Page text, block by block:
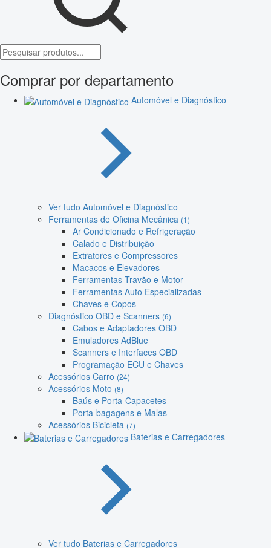
Comprar por departamento
Automóvel e Diagnóstico
Ver tudo Automóvel e Diagnóstico
Ferramentas de Oficina Mecânica (1)
Ar Condicionado e Refrigeração
Calado e Distribuição
Extratores e Compressores
Macacos e Elevadores
Ferramentas Travão e Motor
Ferramentas Auto Especializadas
Chaves e Copos
Diagnóstico OBD e Scanners (6)
Cabos e Adaptadores OBD
Emuladores AdBlue
Scanners e Interfaces OBD
Programação ECU e Chaves
Acessórios Carro (24)
Acessórios Moto (8)
Baús e Porta-Capacetes
Porta-bagagens e Malas
Acessórios Bicicleta (7)
Baterias e Carregadores
Ver tudo Baterias e Carregadores